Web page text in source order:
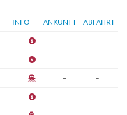
INFO ANKUNFT ABFAHRT
– –
– –
– –
– –